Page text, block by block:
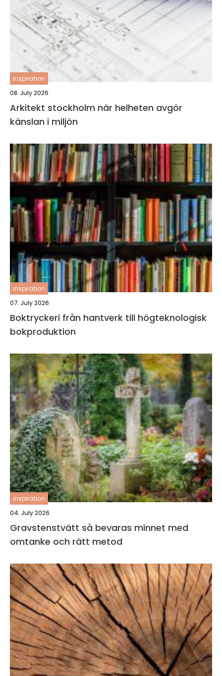
inspiration
08. July 2026
Arkitekt stockholm när helheten avgör
känslan i miljön
inspiration
07. July 2026
Boktryckeri från hantverk till högteknologisk
bokproduktion
inspiration
04. July 2026
Gravstenstvätt så bevaras minnet med
omtanke och rätt metod